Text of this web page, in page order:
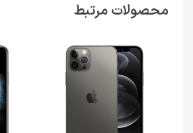
محصولات مرتبط